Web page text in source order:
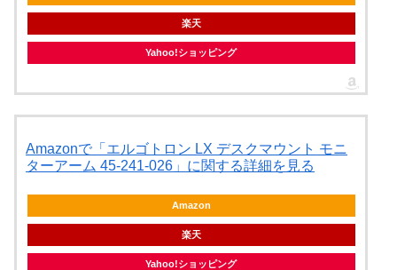
楽天
Yahoo!ショッピング
Amazonで「エルゴトロン LX デスクマウント モニ
ターアーム 45-241-026」に関する詳細を見る
Amazon
楽天
Yahoo!ショッピング